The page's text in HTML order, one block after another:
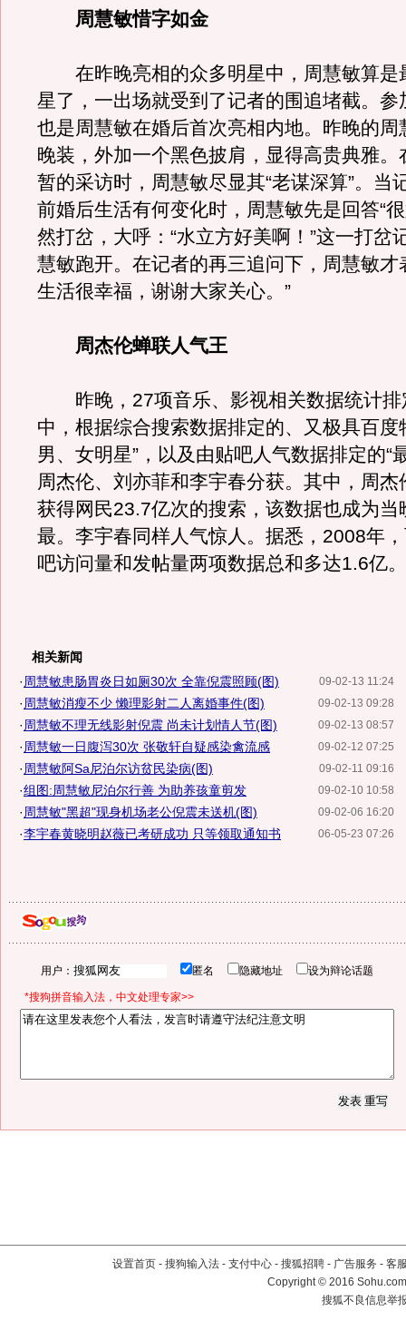
周慧敏惜字如金
在昨晚亮相的众多明星中，周慧敏算是
星了，一出场就受到了记者的围追堵截。参
也是周慧敏在婚后首次亮相内地。昨晚的周
晚装，外加一个黑色披肩，显得高贵典雅。
暂的采访时，周慧敏尽显其“老谋深算”。当
前婚后生活有何变化时，周慧敏先是回答“
然打岔，大呼：“水立方好美啊！”这一打岔
慧敏跑开。在记者的再三追问下，周慧敏才
生活很幸福，谢谢大家关心。”
周杰伦蝉联人气王
昨晚，27项音乐、影视相关数据统计排
中，根据综合搜索数据排定的、又极具百度
男、女明星”，以及由贴吧人气数据排定的“
周杰伦、刘亦菲和李宇春分获。其中，周
获得网民23.7亿次的搜索，该数据也成为当
最。李宇春同样人气惊人。据悉，2008年
吧访问量和发帖量两项数据总和多达1.6亿。
相关新闻
09-02-13 11:24
· 周慧敏患肠胃炎日如厕30次 全靠倪震照顾(图)
09-02-13 09:28
· 周慧敏消瘦不少 懒理影射二人离婚事件(图)
09-02-13 08:57
· 周慧敏不理无线影射倪震 尚未计划情人节(图)
09-02-12 07:25
· 周慧敏一日腹泻30次 张敬轩自疑感染禽流感
09-02-11 09:16
· 周慧敏阿Sa尼泊尔访贫民染病(图)
09-02-10 10:58
·组图:周慧敏尼泊尔行善 为助养孩童剪发
09-02-06 16:20
· 周慧敏"黑超"现身机场老公倪震未送机(图)
06-05-23 07:26
·李宇春黄晓明赵薇已考研成功 只等领取通知书
用户： 匿名 隐藏地址 设为辩论话题
*搜狗拼音输入法，中文处理专家>>
设置首页 - 搜狗输入法 - 支付中心 - 搜狐招聘 - 广告服务 - 客
Copyright©2016
搜狐不良信息举